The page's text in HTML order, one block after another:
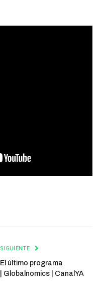
SIGUIENTE
El último programa
| Globalnomics | CanalYA